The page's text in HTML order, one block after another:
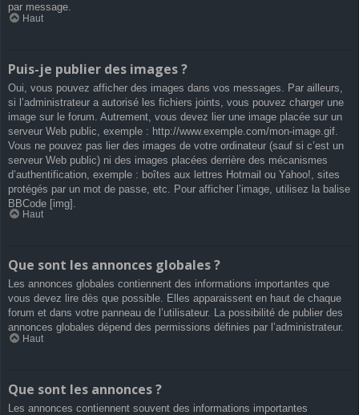
par message.
Haut
Puis-je publier des images ?
Oui, vous pouvez afficher des images dans vos messages. Par ailleurs,
si l’administrateur a autorisé les fichiers joints, vous pouvez charger une
image sur le forum. Autrement, vous devez lier une image placée sur un
serveur Web public, exemple : http://www.exemple.com/mon-image.gif.
Vous ne pouvez pas lier des images de votre ordinateur (sauf si c’est un
serveur Web public) ni des images placées derrière des mécanismes
d’authentification, exemple : boîtes aux lettres Hotmail ou Yahoo!, sites
protégés par un mot de passe, etc. Pour afficher l’image, utilisez la balise
BBCode [img].
Haut
Que sont les annonces globales ?
Les annonces globales contiennent des informations importantes que
vous devez lire dès que possible. Elles apparaissent en haut de chaque
forum et dans votre panneau de l’utilisateur. La possibilité de publier des
annonces globales dépend des permissions définies par l’administrateur.
Haut
Que sont les annonces ?
Les annonces contiennent souvent des informations importantes